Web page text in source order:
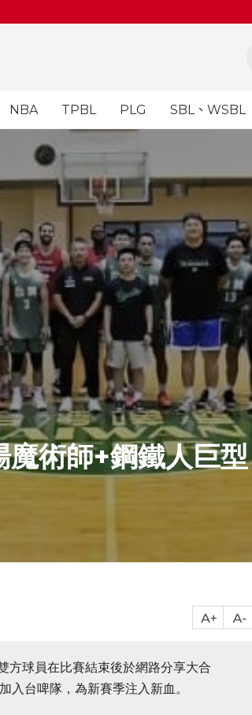
NBA TPBL PLG SBL、WSBL
術師+鋼鐵人巨型
球員在比賽結束後於網路分享大合
入台啤隊，為新賽季注入新血。